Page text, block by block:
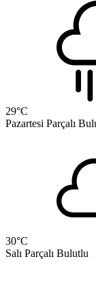
29°C
Pazartesi Parçalı
30°C
Salı Parçalı Bulutlu